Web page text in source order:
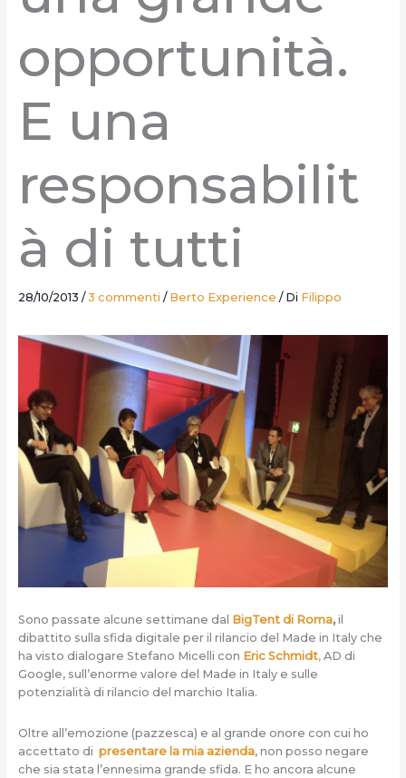
opportunità.
E una
responsabilit
à di tutti
28/10/2013 /3 commenti / Berto Experience / Di Filippo
Sono passate alcune settimane dal BigTent di Roma, il
dibattito sulla sfida digitale per il rilancio del Made in Italy che
ha visto dialogare Stefano Micelli con Eric Schmidt,AD di
Google, sull’enorme valore del Made in Italy e sulle
potenzialità di rilancio del marchio Italia.
Oltre all’emozione (pazzesca) e al grande onore con cui ho
accettato di presentare la mia azienda, non posso negare
che sia stata l’ennesima grande sfida. E ho ancora alcune